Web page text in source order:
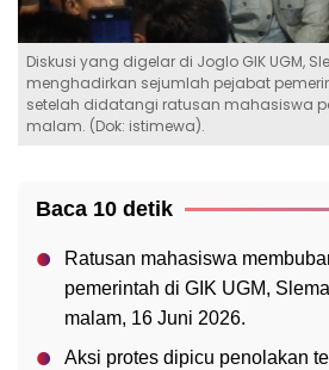
Diskusi yang digelar di Joglo GIK UGM,
menghadirkan sejumlah pejabat
setelah didatangi ratusan mahasiswa
malam. (Dok: istimewa).
Baca 10 detik
Ratusan mahasiswa
pemerintah di GIK UGM,
malam, 16 Juni 2026.
Aksi protes dipicu penolakan